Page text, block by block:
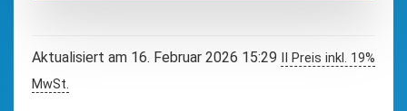
Aktualisiert am 16. Februar 2026 15:29 II Preis inkl. 19%
MwSt.